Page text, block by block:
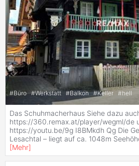
#Büro #Werkstatt #Balkon #Keller #hell
Das Schuhmacherhaus Siehe dazu
https://360.remax.at/player/wegml/de
https://youtu.be/9g I8BMkdh Qg Die
Lesachtal – liegt auf ca. 1048m
[Mehr]